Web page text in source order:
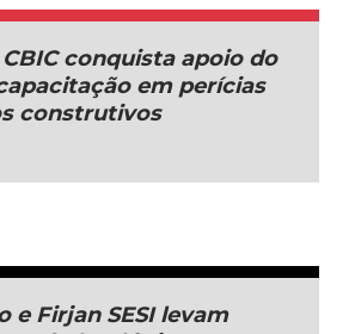
conquista apoio do
em perícias
construtivos
e Firjan SESI levam